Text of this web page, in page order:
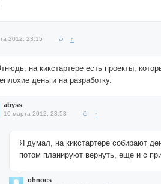
2012, 23:15 ↑
на кикстартере есть проекты,
деньги на разработку.
abyss
10 марта 2012, 23:53 ↑
Я думал, на кикстартере собирают
потом планируют вернуть, еще и с
ohnoes